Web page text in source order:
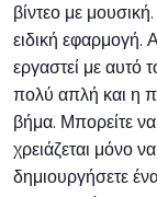
βίντεο με
ειδική εφαρμογή.
εργαστεί με αυτό
πολύ απλή και η
βήμα. Μπορείτε
χρειάζεται μόνο
δημιουργήσετε